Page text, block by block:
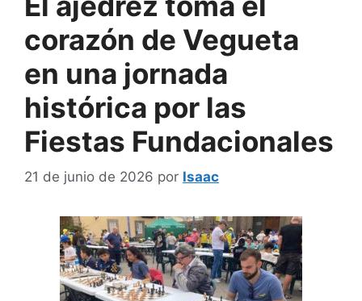
corazón de Vegueta
en una jornada
histórica por las
Fiestas Fundacionales
21 de junio de 2026 por Isaac